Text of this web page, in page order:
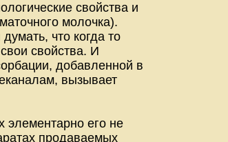
свойства и
молочка).
что когда то
свойства. И
добавленной в
вызывает
элементарно его не
продаваемых